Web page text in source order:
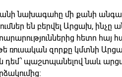
նախագահը մի քանի
են բերվել Արցախ, ինչը
հետո հայ
ռուսական զորքը կմտնի
դեմ՝ պաշտպանելով նաև